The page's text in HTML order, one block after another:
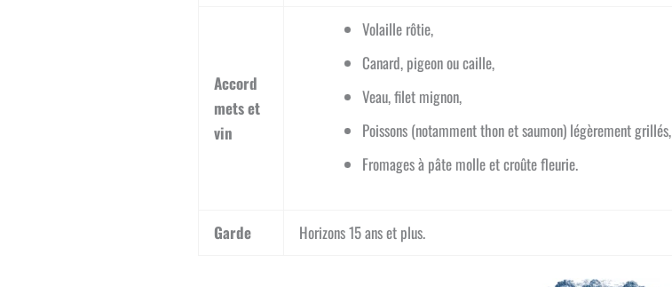
Accord
mets et
vin
Volaille rôtie,
Canard, pigeon ou caille,
Veau, filet mignon,
Poissons (notamment thon et saumon) légèrement grillés,
Fromages à pâte molle et croûte fleurie.
Garde Horizons 15 ans et plus.